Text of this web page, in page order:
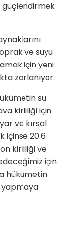
güçlendirmek
ve suyu
için yeni
zorlanıyor.
su
kirliliği için
ve kırsal
içinse 20.6
kirliliği ve
için
hükümetin
yapmaya